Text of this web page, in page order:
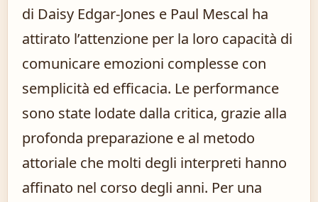
di Daisy Edgar-Jones e Paul Mescal ha
attirato l’attenzione per la loro capacità di
comunicare emozioni complesse con
semplicità ed efficacia. Le performance
sono state lodate dalla critica, grazie alla
profonda preparazione e al metodo
attoriale che molti degli interpreti hanno
affinato nel corso degli anni. Per una